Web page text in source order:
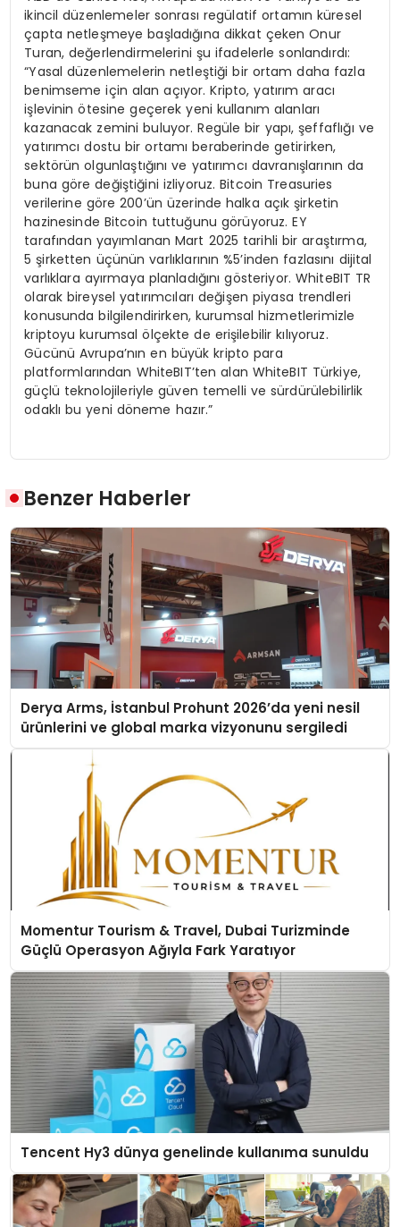
ikincil düzenlemeler sonrası regülatif ortamın küresel
çapta netleşmeye başladığına dikkat çeken Onur
Turan, değerlendirmelerini şu ifadelerle sonlandırdı:
“Yasal düzenlemelerin netleştiği bir ortam daha fazla
benimseme için alan açıyor. Kripto, yatırım aracı
işlevinin ötesine geçerek yeni kullanım alanları
kazanacak zemini buluyor. Regüle bir yapı, şeffaflığı ve
yatırımcı dostu bir ortamı beraberinde getirirken,
sektörün olgunlaştığını ve yatırımcı davranışlarının da
buna göre değiştiğini izliyoruz. Bitcoin Treasuries
verilerine göre 200’ün üzerinde halka açık şirketin
hazinesinde Bitcoin tuttuğunu görüyoruz. EY
tarafından yayımlanan Mart 2025 tarihli bir araştırma,
5 şirketten üçünün varlıklarının %5’inden fazlasını dijital
varlıklara ayırmaya planladığını gösteriyor. WhiteBIT TR
olarak bireysel yatırımcıları değişen piyasa trendleri
konusunda bilgilendirirken, kurumsal hizmetlerimizle
kriptoyu kurumsal ölçekte de erişilebilir kılıyoruz.
Gücünü Avrupa’nın en büyük kripto para
platformlarından WhiteBIT’ten alan WhiteBIT Türkiye,
güçlü teknolojileriyle güven temelli ve sürdürülebilirlik
odaklı bu yeni döneme hazır.”
Benzer Haberler
Derya Arms, İstanbul Prohunt 2026’da yeni nesil
ürünlerini ve global marka vizyonunu sergiledi
Momentur Tourism & Travel, Dubai Turizminde
Güçlü Operasyon Ağıyla Fark Yaratıyor
Tencent Hy3 dünya genelinde kullanıma sunuldu